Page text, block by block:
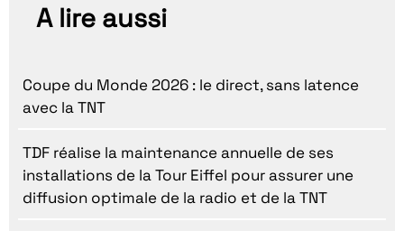
A lire aussi
Coupe du Monde 2026 : le direct, sans latence
avec la TNT
TDF réalise la maintenance annuelle de ses
installations de la Tour Eiffel pour assurer une
diffusion optimale de la radio et de la TNT